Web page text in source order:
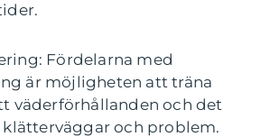
Fördelarna med
är möjligheten att träna
väderförhållanden och det
klätterväggar och problem.